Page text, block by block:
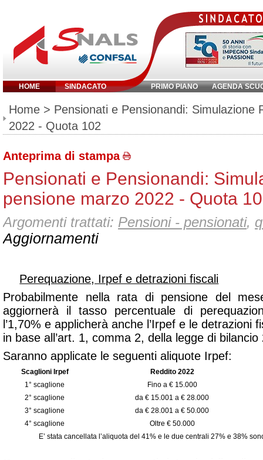
HOME SINDACATO PRIMO PIANO AGENDA
Inserisci parola chiave:
Home > Pensionati e Pensionandi: Simulazione
2022 - Quota 102
Anteprima di stampa
Pensionati e Pensionandi:
pensione marzo 2022 - Quota
Argomenti trattati: Pensioni - pensionati,
Aggiornamenti
Perequazione, Irpef e detrazioni fiscali
Probabilmente nella rata di pensione del
aggiornerà il tasso percentuale di
l’1,70% e applicherà anche l’Irpef e le detrazioni
in base all’art. 1, comma 2, della legge di
Saranno applicate le seguenti aliquote Irpef:
Scaglioni Irpef
Reddito 2022
1° scaglione
Fino a € 15.000
2° scaglione
da € 15.001 a € 28.000
3° scaglione
da € 28.001 a € 50.000
4° scaglione
Oltre € 50.000
E’ stata cancellata l’aliquota del 41% e le due centrali 27% e 38%